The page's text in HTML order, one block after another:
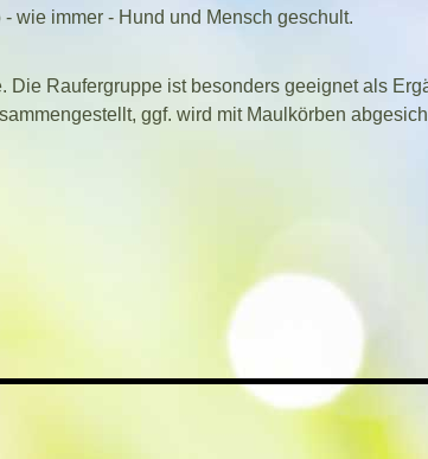
wie immer - Hund und Mensch geschult.
Die Raufergruppe ist besonders geeignet als
ggf. wird mit Maulkörben